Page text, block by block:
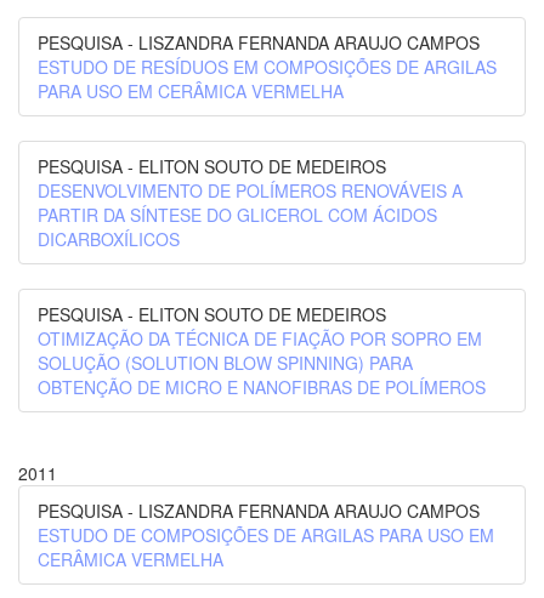
PESQUISA - LISZANDRA FERNANDA ARAUJO CAMPOS
ESTUDO DE RESÍDUOS EM COMPOSIÇÕES DE ARGILAS
PARA USO EM CERÂMICA VERMELHA
PESQUISA - ELITON SOUTO DE MEDEIROS
DESENVOLVIMENTO DE POLÍMEROS RENOVÁVEIS A
PARTIR DA SÍNTESE DO GLICEROL COM ÁCIDOS
DICARBOXÍLICOS
PESQUISA - ELITON SOUTO DE MEDEIROS
OTIMIZAÇÃO DA TÉCNICA DE FIAÇÃO POR SOPRO EM
SOLUÇÃO (SOLUTION BLOW SPINNING) PARA
OBTENÇÃO DE MICRO E NANOFIBRAS DE POLÍMEROS
2011
PESQUISA - LISZANDRA FERNANDA ARAUJO CAMPOS
ESTUDO DE COMPOSIÇÕES DE ARGILAS PARA USO EM
CERÂMICA VERMELHA